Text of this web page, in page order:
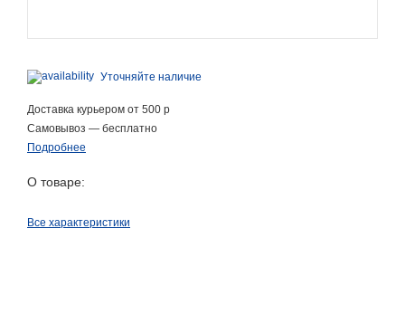
Уточняйте наличие
Доставка курьером от 500 р
Самовывоз — бесплатно
Подробнее
О товаре:
Все характеристики